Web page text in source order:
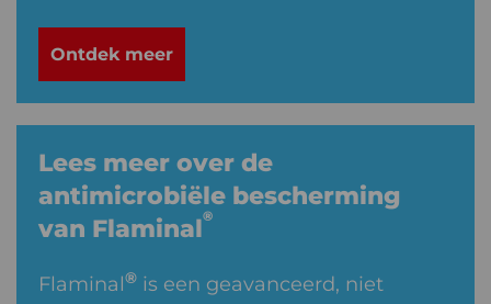
Ontdek meer
Lees meer over de
antimicrobiële bescherming
van Flaminal®
Flaminal® is een geavanceerd, niet